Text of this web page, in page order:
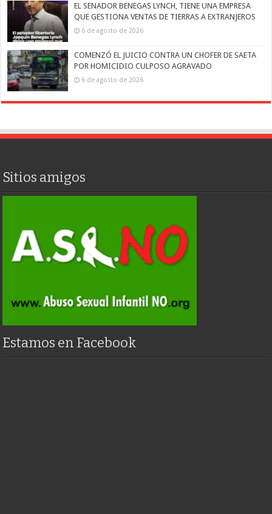
EL SENADOR BENEGAS LYNCH, TIENE UNA EMPRESA
QUE GESTIONA VENTAS DE TIERRAS A EXTRANJEROS
6 de agosto de 2026
COMENZÓ EL JUICIO CONTRA UN CHOFER DE SAETA
POR HOMICIDIO CULPOSO AGRAVADO
6 de agosto de 2026
Sitios amigos
Estamos en Facebook